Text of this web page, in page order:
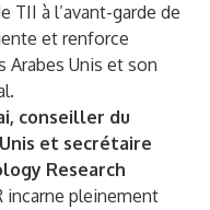
TII à l’avant-garde de
et renforce
Arabes Unis et son
conseiller du
et secrétaire
Research
incarne pleinement